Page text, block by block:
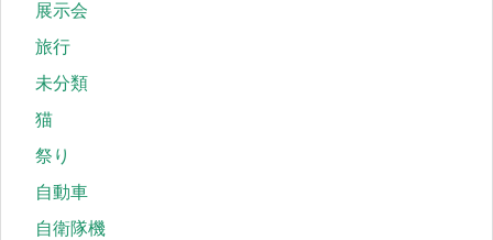
展示会
旅行
未分類
猫
祭り
自動車
自衛隊機